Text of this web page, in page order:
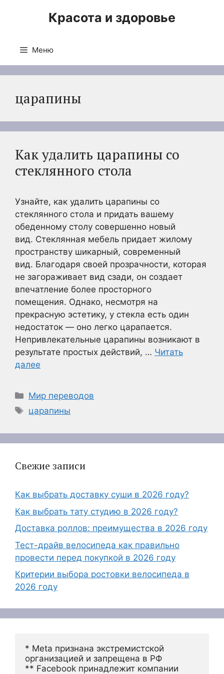
Красота и здоровье
Меню
царапины
Как удалить царапины со
стеклянного стола
Узнайте, как удалить царапины со
стеклянного стола и придать вашему
обеденному столу совершенно новый
вид. Стеклянная мебель придает жилому
пространству шикарный, современный
вид. Благодаря своей прозрачности, которая
не загораживает вид сзади, он создает
впечатление более просторного
помещения. Однако, несмотря на
прекрасную эстетику, у стекла есть один
недостаток — оно легко царапается.
Непривлекательные царапины возникают в
результате простых действий, … Читать
далее
Рубрики
Мир переводов
Метки
царапины
Свежие записи
Как выбрать доставку суши в 2026 году?
Как выбрать тату студию в 2026 году?
Доставка роллов: преимущества в 2026 году
Тест-драйв велосипеда как правильно
провести перед покупкой в 2026 году
Критерии выбора ростовки велосипеда в
2026 году
* Meta признана экстремистской
организацией и запрещена в РФ
** Facebook принадлежит компании